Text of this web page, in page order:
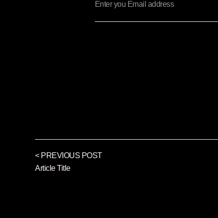
< PREVIOUS POST
Article Title